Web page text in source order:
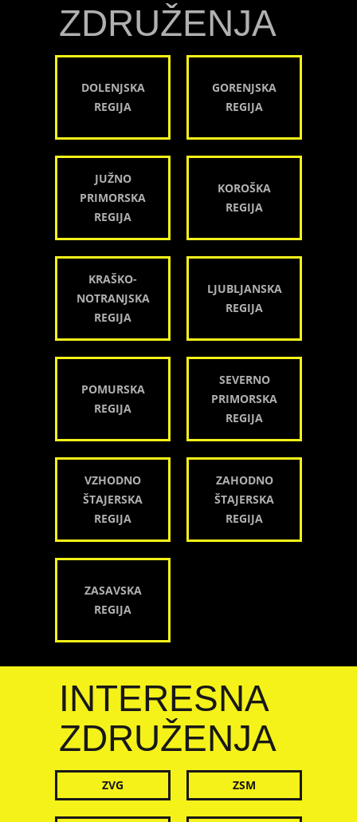
ZDRUŽENJA
DOLENJSKA
REGIJA
GORENJSKA
REGIJA
JUŽNO
PRIMORSKA
REGIJA
KOROŠKA
REGIJA
KRAŠKO-
NOTRANJSKA
REGIJA
LJUBLJANSKA
REGIJA
POMURSKA
REGIJA
SEVERNO
PRIMORSKA
REGIJA
VZHODNO
ŠTAJERSKA
REGIJA
ZAHODNO
ŠTAJERSKA
REGIJA
ZASAVSKA
REGIJA
INTERESNA
ZDRUŽENJA
ZVG ZSM